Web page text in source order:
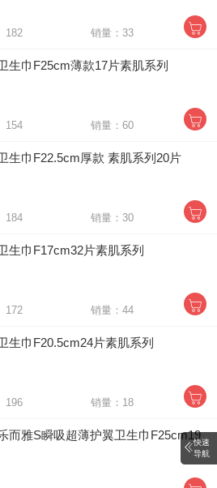
库存： 182 销量：33
生巾F25cm薄款17片素肌系列
库存： 154 销量：60
生巾F22.5cm厚款 素肌系列20片
库存： 184 销量：30
生巾F17cm32片素肌系列
库存： 172 销量：44
生巾F20.5cm24片素肌系列
库存： 196 销量：18
而雅S瞬吸超薄护翼卫生巾F25cm19
快速
导航